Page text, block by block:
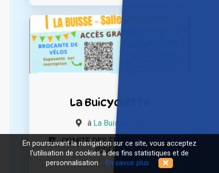
La Buicyclette
à La Buisse (38)
COMITE DES FETES LA BUISSE
(CDFLB)
En poursuivant la navigation sur ce site, vous acceptez
l'utilisation de cookies à des fins statistiques et de
personnalisation.
En savoir plus